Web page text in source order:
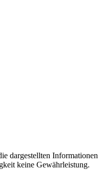
dargestellten Informationen
keine Gewährleistung.